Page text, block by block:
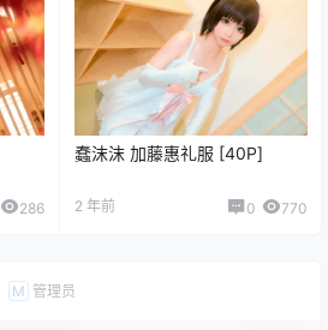
286
蠢沫沫 加藤惠礼服 [40P]
2 年前 0 770
M 管理员